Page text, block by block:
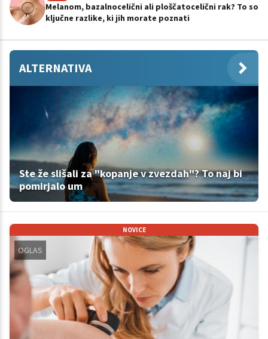
Melanom, bazalnocelični ali ploščatocelični rak? To so
ključne razlike, ki jih morate poznati
ALTERNATIVA
Ste že slišali za "kopanje v zvezdah"? To naj bi
pomirjalo um
NOVICE
OGLAS